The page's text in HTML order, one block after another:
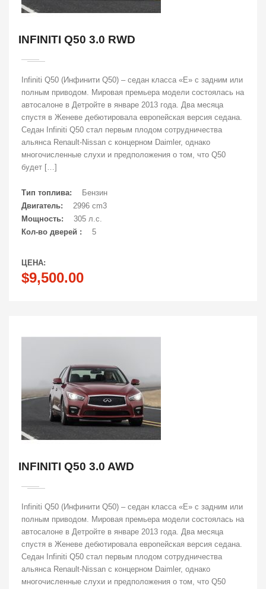
INFINITI Q50 3.0 RWD
Infiniti Q50 (Инфинити Q50) – седан класса «E» с задним или
полным приводом. Мировая премьера модели состоялась на
автосалоне в Детройте в январе 2013 года. Два месяца
спустя в Женеве дебютировала европейская версия седана.
Седан Infiniti Q50 стал первым плодом сотрудничества
альянса Renault-Nissan с концерном Daimler, однако
многочисленные слухи и предположения о том, что Q50
будет […]
Тип топлива:
Бензин
Двигатель:
2996 cm3
Мощность:
305 л.с.
Кол-во дверей :
5
ЦЕНА:
$9,500.00
INFINITI Q50 3.0 AWD
Infiniti Q50 (Инфинити Q50) – седан класса «E» с задним или
полным приводом. Мировая премьера модели состоялась на
автосалоне в Детройте в январе 2013 года. Два месяца
спустя в Женеве дебютировала европейская версия седана.
Седан Infiniti Q50 стал первым плодом сотрудничества
альянса Renault-Nissan с концерном Daimler, однако
многочисленные слухи и предположения о том, что Q50